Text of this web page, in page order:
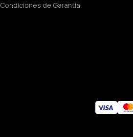
Condiciones de Garantia